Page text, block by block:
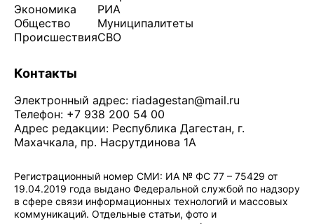
Экономика
Общество
Происшествия
РИА
Муниципалитеты
СВО
Контакты
Электронный адрес: riadagestan@mail.ru
Телефон: +7 938 200 54 00
Адрес редакции: Республика Дагестан, г.
Махачкала, пр. Насрутдинова 1А
Регистрационный номер СМИ: ИА № ФС 77 – 75429 от
19.04.2019 года выдано Федеральной службой по надзору
в сфере связи информационных технологий и массовых
коммуникаций. Отдельные статьи, фото и